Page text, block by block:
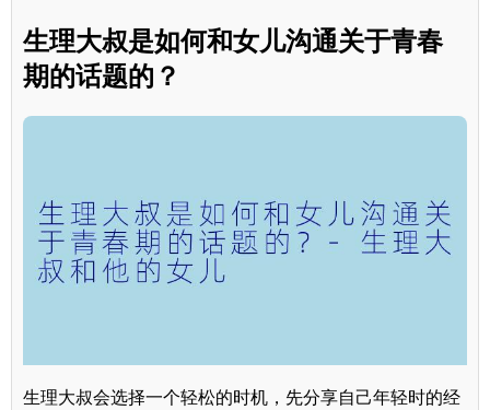
生理大叔是如何和女儿沟通关于青春
期的话题的？
生理大叔会选择一个轻松的时机，先分享自己年轻时的经